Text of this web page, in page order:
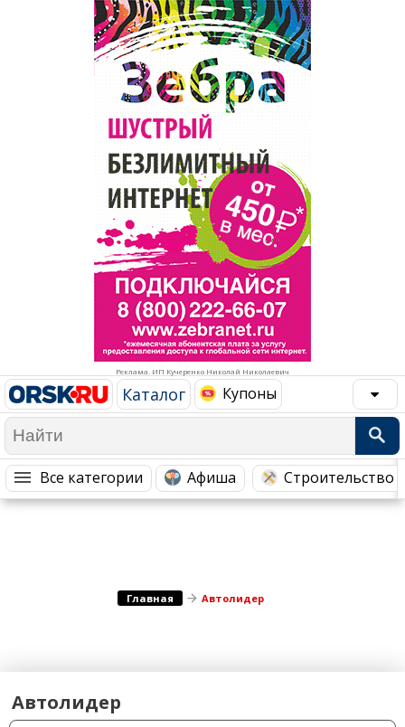
Реклама. ИП Кучеренко Николай Николаевич
Каталог Купоны
Все категории Афиша Строительство
Рестораны, кафе, бары
Развлечения и отдых
Спорт Фитнес
Недвижимость
Красота Косметология
Медицина Здоровье
Гостиницы
Торговля
Бизнес и финансы
Юристы, Экспертиза, Страхование
Ремонт
Социальные организации
Это интересно
Администрация
Промышленность
Городское хозяйство
Популярное →
Главная Автолидер
Автолидер